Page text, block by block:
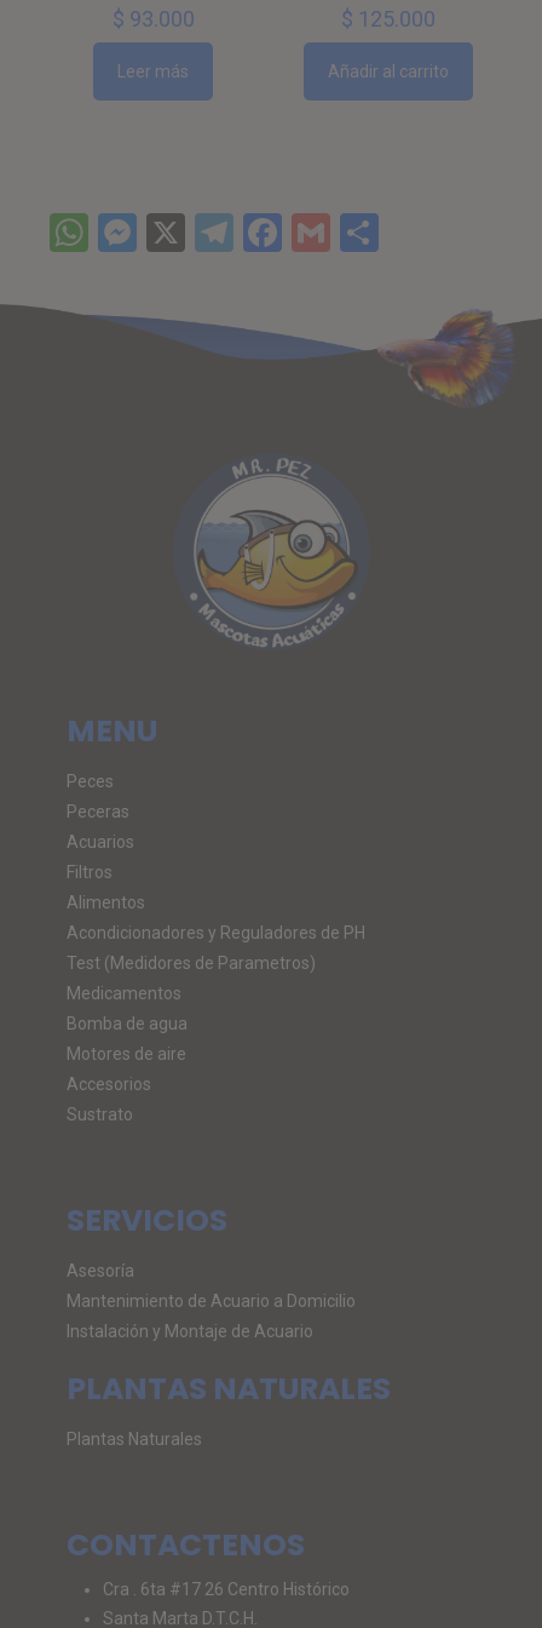
$ 93.000
Leer más
$ 125.000
Añadir al carrito
WhatsApp
Messenger
X Telegram
Facebook
Gmail
MENU
Peces
Peceras
Acuarios
Filtros
Alimentos
Acondicionadores y Reguladores de PH
Test (Medidores de Parametros)
Medicamentos
Bomba de agua
Motores de aire
Accesorios
Sustrato
SERVICIOS
Asesoría
Mantenimiento de Acuario a Domicilio
Instalación y Montaje de Acuario
PLANTAS NATURALES
Plantas Naturales
CONTACTENOS
Cra . 6ta #17 26 Centro Histórico
Santa Marta D.T.C.H.